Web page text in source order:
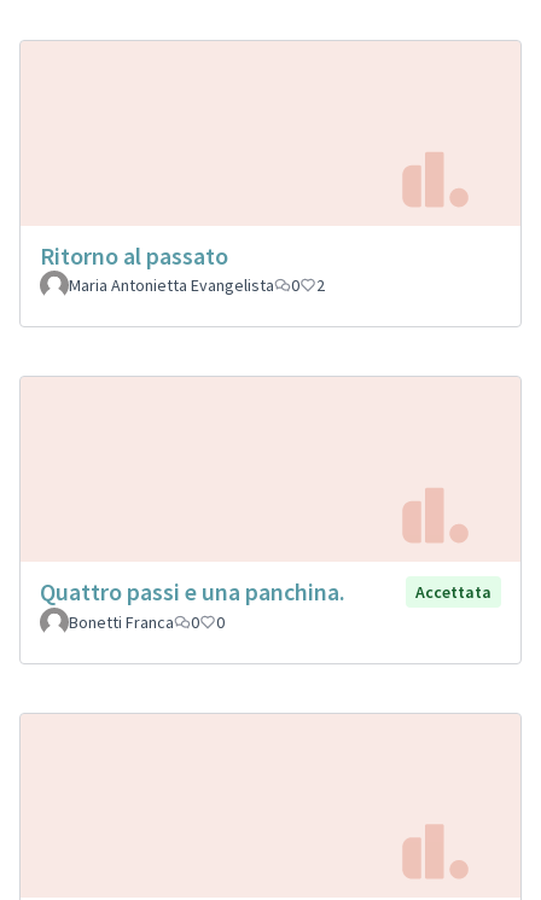
Ritorno al passato
Maria Antonietta Evangelista 0 2
Quattro passi e una panchina.
Accettata
Bonetti Franca
0 0